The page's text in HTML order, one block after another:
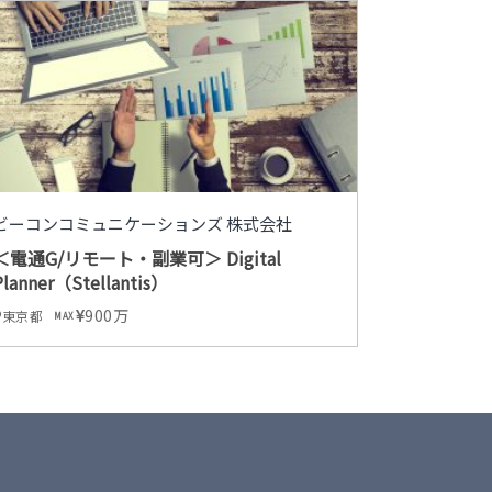
ーコンコミュニケーションズ 株式会社
電通G/リモート・副業可＞ Digital
（Stellantis）
東京都 MAX 900万